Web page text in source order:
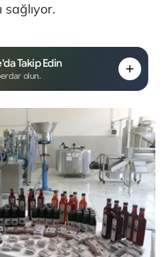
Takip Edin
olun.